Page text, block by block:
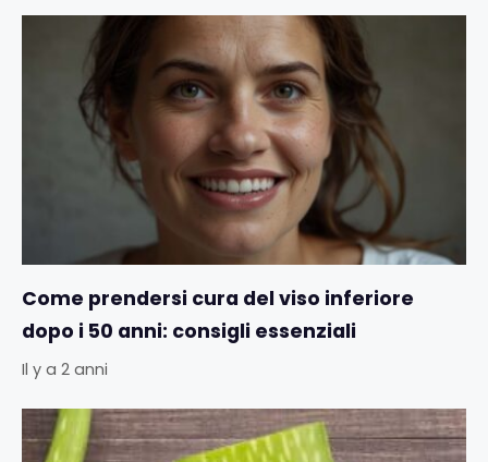
Come prendersi cura del viso inferiore
dopo i 50 anni: consigli essenziali
Il y a 2 anni